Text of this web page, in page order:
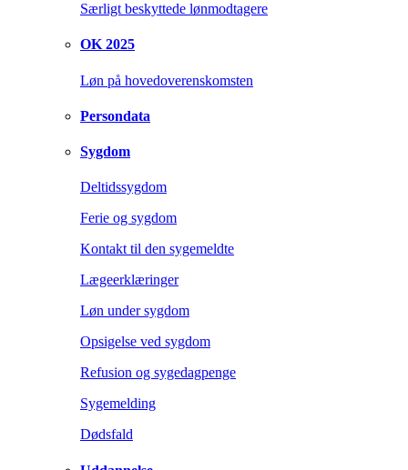
Særligt beskyttede lønmodtagere
OK 2025
Løn på hovedoverenskomsten
Persondata
Sygdom
Deltidssygdom
Ferie og sygdom
Kontakt til den sygemeldte
Lægeerklæringer
Løn under sygdom
Opsigelse ved sygdom
Refusion og sygedagpenge
Sygemelding
Dødsfald